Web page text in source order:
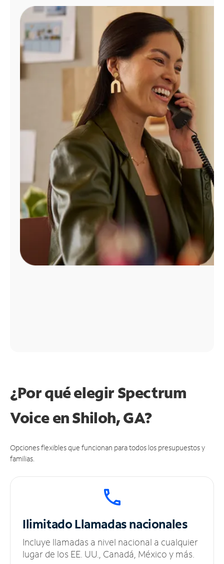
Administrar
cuenta
Encuentra
tienda
¿Por qué elegir Spectrum
Voice en Shiloh, GA?
Opciones flexibles que funcionan para todos los presupuestos y
familias.
IlimitadoLlamadas nacionales
Incluye llamadas a nivel nacional a cualquier
lugar de los EE. UU., Canadá, México y más.